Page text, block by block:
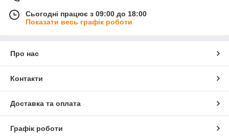
Сьогодні працює з 09:00 до 18:00
Показати весь графік роботи
Про нас
Контакти
Доставка та оплата
Графік роботи